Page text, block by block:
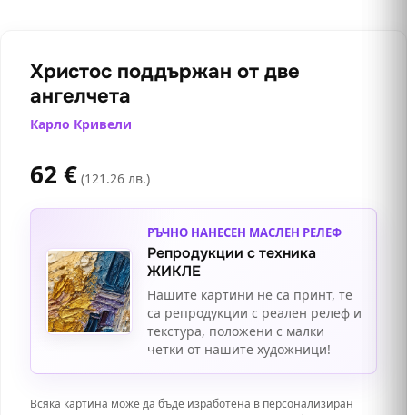
Христос поддържан от две
ангелчета
Карло Кривели
62 € (121.26 лв.)
РЪЧНО НАНЕСЕН МАСЛЕН РЕЛЕФ
Репродукции с техника
ЖИКЛЕ
Нашите картини не са принт, те
са репродукции с реален релеф и
текстура, положени с малки
четки от нашите художници!
Всяка картина може да бъде изработена в персонализиран